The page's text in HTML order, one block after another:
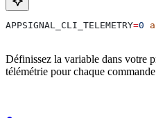
APPSIGNAL_CLI_TELEMETRY=0
Définissez la variable dans votre
télémétrie pour chaque